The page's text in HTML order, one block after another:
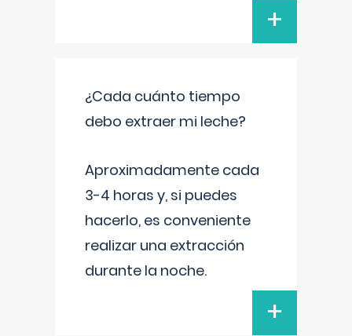
+
¿Cada cuánto tiempo
debo extraer mi leche?
Aproximadamente cada
3-4 horas y, si puedes
hacerlo, es conveniente
realizar una extracción
durante la noche.
+